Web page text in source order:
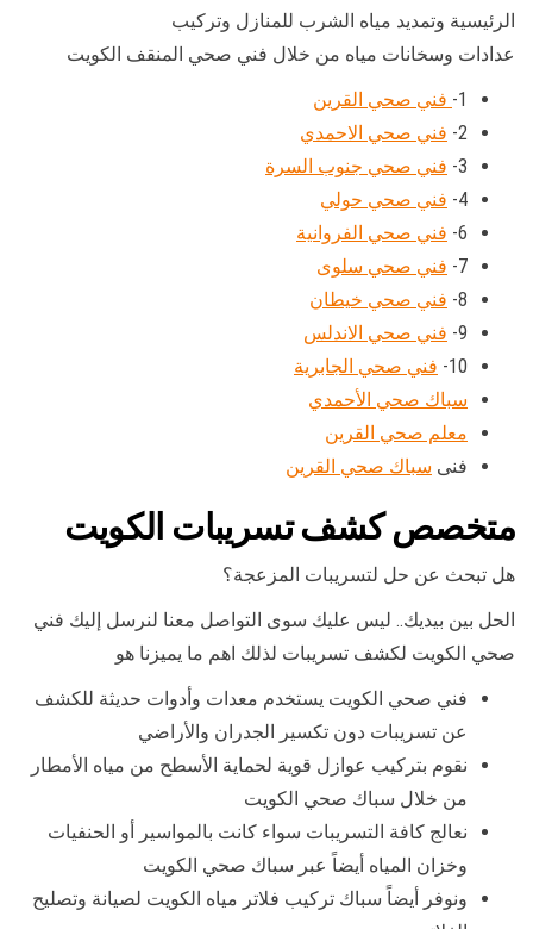
الرئيسية وتمديد مياه الشرب للمنازل وتركيب
عدادات وسخانات مياه من خلال فني صحي المنقف الكويت
1- فني صحي القرين
2- فني صحي الاحمدي
3- فني صحي جنوب السرة
4- فني صحي حولي
6- فني صحي الفروانية
7- فني صحي سلوى
8- فني صحي خيطان
9- فني صحي الاندلس
10- فني صحي الجابرية
سباك صحي الأحمدي
معلم صحي القرين
فنى سباك صحي القرين
متخصص كشف تسريبات الكويت
هل تبحث عن حل لتسريبات المزعجة؟
الحل بين بيديك.. ليس عليك سوى التواصل معنا لنرسل إليك فني
صحي الكويت لكشف تسريبات لذلك اهم ما يميزنا هو
فني صحي الكويت يستخدم معدات وأدوات حديثة للكشف
عن تسريبات دون تكسير الجدران والأراضي
نقوم بتركيب عوازل قوية لحماية الأسطح من مياه الأمطار
من خلال سباك صحي الكويت
نعالج كافة التسريبات سواء كانت بالمواسير أو الحنفيات
وخزان المياه أيضاً عبر سباك صحي الكويت
ونوفر أيضاً سباك تركيب فلاتر مياه الكويت لصيانة وتصليح